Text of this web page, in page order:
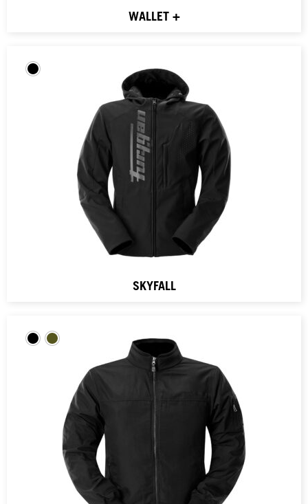
WALLET +
SKYFALL